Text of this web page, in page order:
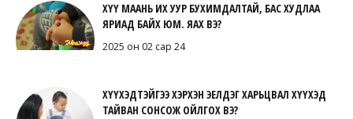
ХҮҮ МААНЬ ИХ УУР БУХИМДАЛТАЙ, БАС ХУДЛАА
ЯРИАД БАЙХ ЮМ. ЯАХ ВЭ?
2025 он 02 сар 24
ХҮҮХЭДТЭЙГЭЭ ХЭРХЭН ЭЕЛДЭГ ХАРЬЦВАЛ ХҮҮХЭД
ТАЙВАН СОНСОЖ ОЙЛГОХ ВЭ?